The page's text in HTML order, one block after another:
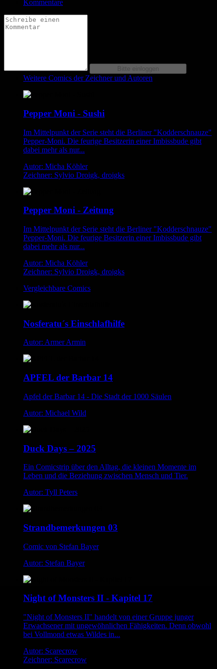
Kommentare
Weitere Comics der Zeichner und Autoren
Pepper Moni - Sushi
Im Mittelpunkt der Serie steht die Berliner "Kodderschnauze"
Pepper-Moni. Die feurige Besitzerin einer Imbissbude gibt
dabei mehr als nur...
Autor: Micha Köhler
Zeichner: Sylvio Droigk, droigks
Pepper Moni - Zeitung
Im Mittelpunkt der Serie steht die Berliner "Kodderschnauze"
Pepper-Moni. Die feurige Besitzerin einer Imbissbude gibt
dabei mehr als nur...
Autor: Micha Köhler
Zeichner: Sylvio Droigk, droigks
Vergleichbare Comics
Nosferatu´s Einschlafhilfe
Autor: Armer Armin
APFEL der Barbar 14
Apfel der Barbar 14 - Die Stadt der 1000 Säulen
Autor: Michael Wild
Duck Days – 2025
Ein Comicstrip über den Alltag, die kleinen Momente im
Leben und die Beziehung zwischen Mensch und Tier.
Autor: Tyll Peters
Strandbemerkungen 03
Comic von Stefan Bayer
Autor: Stefan Bayer
Night of Monsters II - Kapitel 17
"Night of Monsters II" handelt von einer Gruppe junger
Erwachsener mit ungewöhnlichen Fähigkeiten. Denn obwohl
bei Vollmond etwas Wildes in...
Autor: Scarecrow
Zeichner: Scarecrow